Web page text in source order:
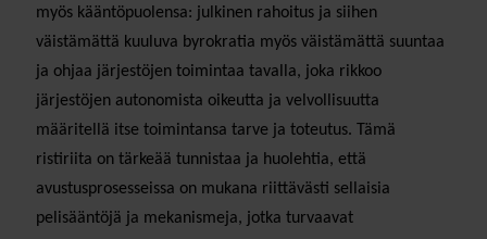
myös kääntöpuolensa: julkinen rahoitus ja siihen
väistämättä kuuluva byrokratia myös väistämättä suuntaa
ja ohjaa järjestöjen toimintaa tavalla, joka rikkoo
järjestöjen autonomista oikeutta ja velvollisuutta
määritellä itse toimintansa tarve ja toteutus. Tämä
ristiriita on tärkeää tunnistaa ja huolehtia, että
avustusprosesseissa on mukana riittävästi sellaisia
pelisääntöjä ja mekanismeja, jotka turvaavat